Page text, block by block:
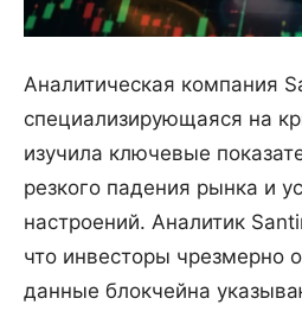
Аналитическая компания
специализирующаяся на
изучила ключевые
резкого падения рынка и
настроений. Аналитик
что инвесторы чрезмерно
данные блокчейна